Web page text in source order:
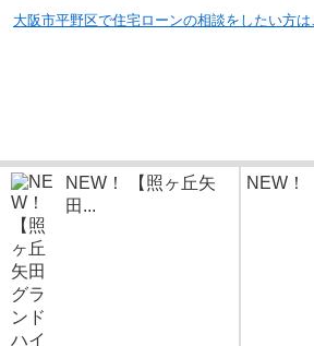
大阪市平野区で住宅ローンの相談をしたい方は
NEW！ 【照ヶ丘矢
田...
NEW！